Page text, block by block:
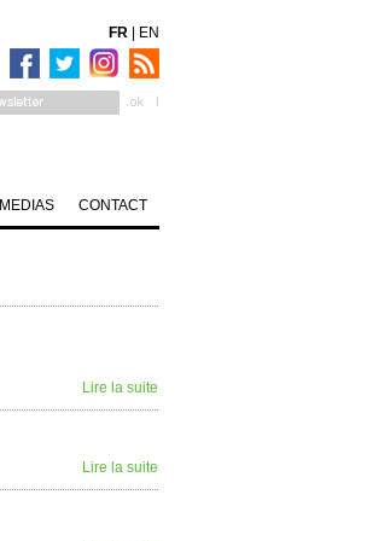
Lire la suite
Lire la suite
CONTACT
MEDIAS
FR EN